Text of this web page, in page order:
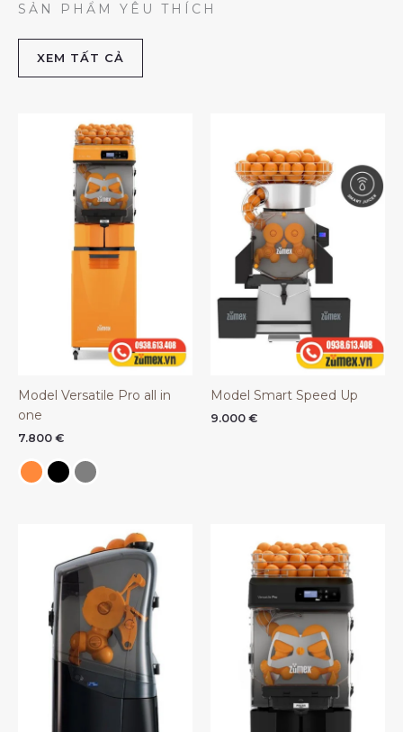
SẢN PHẨM YÊU THÍCH
XEM TẤT CẢ
Model Versatile Pro all in
one
7.800 €
Model Smart Speed Up
9.000 €